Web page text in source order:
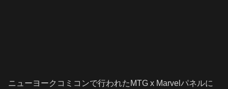
ニューヨークコミコンで行われたMTG x Marvelパネルに